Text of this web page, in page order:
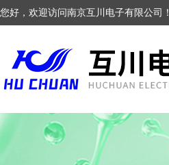
您好，欢迎访问南京互川电子有限公司！